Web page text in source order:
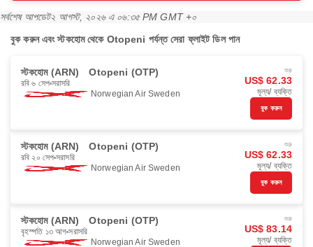
সর্বশেষ আপডেট২ আগস্ট, ২০২৬ এ ০৬:৩৫ PM GMT +০
বুক করুন এবং স্টকহোম থেকে Otopeni পর্যন্ত সেরা ফ্লাইট ডিল পান
স্টকহোম (ARN) Otopeni (OTP)
রবি ৬ সেপ সরাসরি
Norwegian Air Sweden
শুরু
US$ 62.33
মূল্য/ ব্যক্তি
বুক করুন
স্টকহোম (ARN) Otopeni (OTP)
রবি ২০ সেপ সরাসরি
Norwegian Air Sweden
শুরু
US$ 62.33
মূল্য/ ব্যক্তি
বুক করুন
স্টকহোম (ARN) Otopeni (OTP)
বৃহস্পতি ১৩ আগ সরাসরি
Norwegian Air Sweden
শুরু
US$ 83.14
মূল্য/ ব্যক্তি